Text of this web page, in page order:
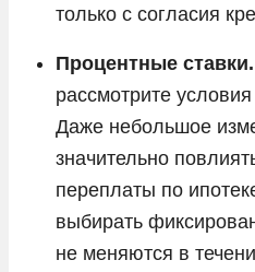
только с согласия
Процентные ставки.
рассмотрите
Даже небольшое
значительно
переплаты по
выбирать
не меняются в